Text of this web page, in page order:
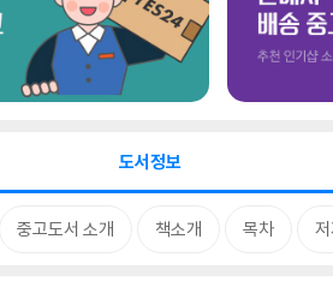
도서정보
중고도서 소개 책소개 목차